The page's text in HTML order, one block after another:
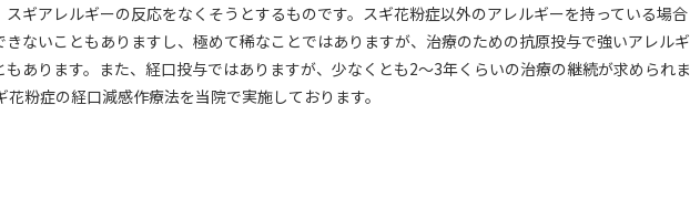
スギアレルギーの反応をなくそうとするものです。スギ花粉症以外のアレルギーを持っている場合
きないこともありますし、極めて稀なことではありますが、治療のための抗原投与で強いアレルギ
もあります。また、経口投与ではありますが、少なくとも2～3年くらいの治療の継続が求められま
花粉症の経口減感作療法を当院で実施しております。